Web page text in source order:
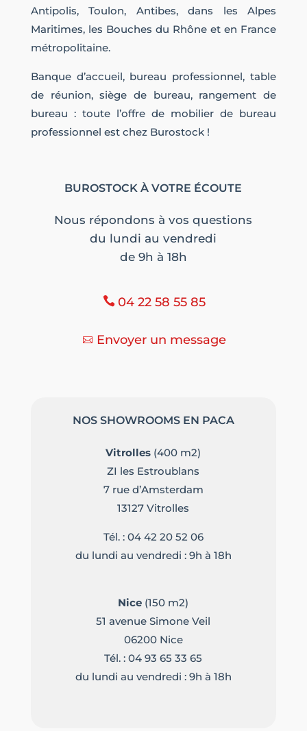
Antipolis, Toulon, Antibes, dans les Alpes
Maritimes, les Bouches du Rhône et en France
métropolitaine.
Banque d’accueil, bureau professionnel, table
de réunion, siège de bureau, rangement de
bureau : toute l’offre de mobilier de bureau
professionnel est chez Burostock !
BUROSTOCK À VOTRE ÉCOUTE
Nous répondons à vos questions
du lundi au vendredi
de 9h à 18h
04 22 58 55 85
Envoyer un message
NOS SHOWROOMS EN PACA
Vitrolles (400 m2)
ZI les Estroublans
7 rue d’Amsterdam
13127 Vitrolles
Tél. : 04 42 20 52 06
du lundi au vendredi : 9h à 18h
Nice (150 m2)
51 avenue Simone Veil
06200 Nice
Tél. :04 93 65 33 65
du lundi au vendredi : 9h à 18h